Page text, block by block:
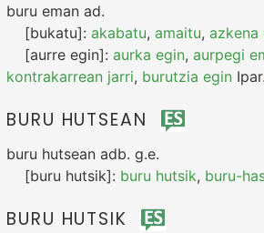
buru eman ad.
[bukatu]: akabatu, amaitu, azkena
[aurre egin]: aurka egin, aurpegi
kontrakarrean jarri, burutzia egin Ipar.
BURU HUTSEAN
buru hutsean adb. g.e.
[buru hutsik]: buru hutsik, buru-
BURU HUTSIK